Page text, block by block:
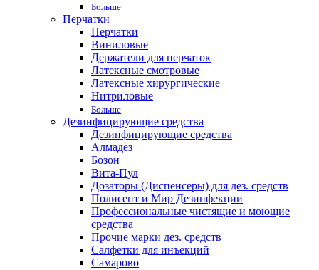
Больше
Перчатки
Перчатки
Виниловые
Держатели для перчаток
Латексные смотровые
Латексные хирургические
Нитриловые
Больше
Дезинфицирующие средства
Дезинфицирующие средства
Алмадез
Бозон
Вита-Пул
Дозаторы (Диспенсеры) для дез. средств
Полисепт и Мир Дезинфекции
Профессиональные чистящие и моющие
средства
Прочие марки дез. средств
Салфетки для инъекций
Самарово